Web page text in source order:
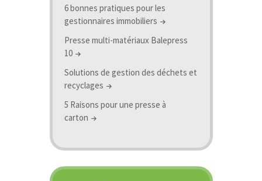
6 bonnes pratiques pour les
gestionnaires immobiliers
Presse multi-matériaux Balepress
10
Solutions de gestion des déchets et
recyclages
5 Raisons pour une presse à
carton